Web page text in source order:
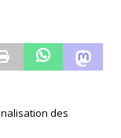
des